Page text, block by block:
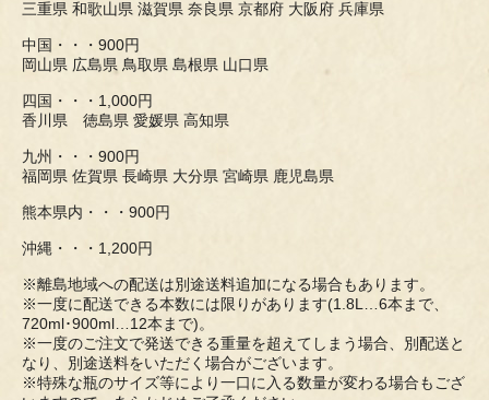
三重県 和歌山県 滋賀県 奈良県 京都府 大阪府 兵庫県
中国・・・900円
岡山県 広島県 鳥取県 島根県 山口県
四国・・・1,000円
香川県 徳島県 愛媛県 高知県
九州・・・900円
福岡県 佐賀県 長崎県 大分県 宮崎県 鹿児島県
熊本県内・・・900円
沖縄・・・1,200円
※離島地域への配送は別途送料追加になる場合もあります。
※一度に配送できる本数には限りがあります(1.8L…6本まで、
720ml･900ml…12本まで)。
※一度のご注文で発送できる重量を超えてしまう場合、別配送と
なり、別途送料をいただく場合がございます。
※特殊な瓶のサイズ等により一口に入る数量が変わる場合もござ